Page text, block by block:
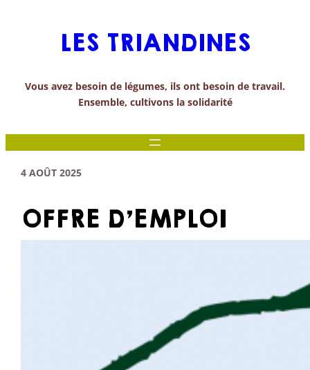
LES TRIANDINES
Vous avez besoin de légumes, ils ont besoin de travail.
Ensemble, cultivons la solidarité
4 AOÛT 2025
OFFRE D’EMPLOI